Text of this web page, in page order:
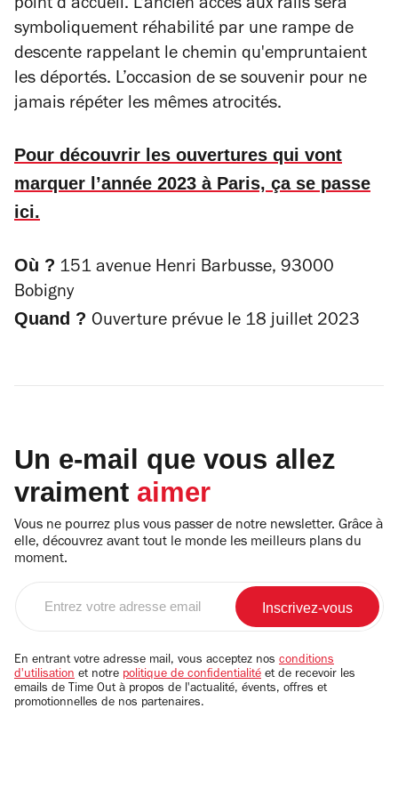
point d’accueil. L'ancien accès aux rails sera
symboliquement réhabilité par une rampe de
descente rappelant le chemin qu'empruntaient
les déportés. L’occasion de se souvenir pour ne
jamais répéter les mêmes atrocités.
Pour découvrir les ouvertures qui vont
marquer l’année 2023 à Paris, ça se passe
ici.
Où ? 151 avenue Henri Barbusse, 93000
Bobigny
Quand ? Ouverture prévue le 18 juillet 2023
Un e-mail que vous allez
vraiment aimer
Vous ne pourrez plus vous passer de notre newsletter. Grâce à
elle, découvrez avant tout le monde les meilleurs plans du
moment.
email
En entrant votre adresse mail, vous acceptez nos conditions
d'utilisation et notre politique de confidentialité et de recevoir les
emails de Time Out à propos de l'actualité, évents, offres et
promotionnelles de nos partenaires.